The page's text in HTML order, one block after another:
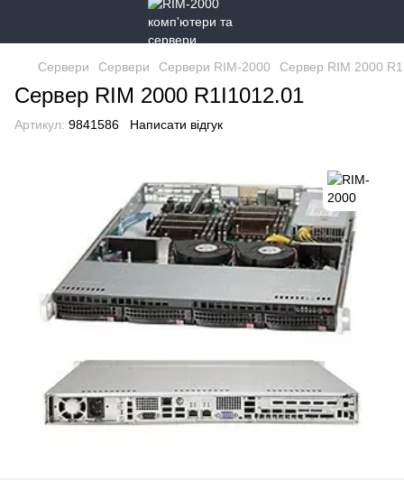
Сервери Сервери Сервери RIM-2000 Cервер RIM 2000
Cервер RIM 2000 R1I1012.01
Артикул: 9841586 Написати відгук